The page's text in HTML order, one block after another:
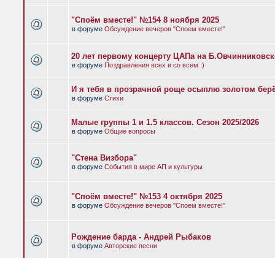
"Споём вместе!" №154 8 ноября 2025
в форуме Обсуждение вечеров "Споем вместе!"
20 лет первому концерту ЦАПа на
в форуме Поздравления всех и со всем :)
И я тебя в прозрачной роще осыплю золотом
в форуме Стихи
Малые группы 1 и 1.5 классов. Сезон 2025/2026
в форуме Общие вопросы
"Стена Визбора"
в форуме События в мире АП и культуры
"Споём вместе!" №153 4 октября 2025
в форуме Обсуждение вечеров "Споем вместе!"
Рождение барда - Андрей Рыбаков
в форуме Авторские песни